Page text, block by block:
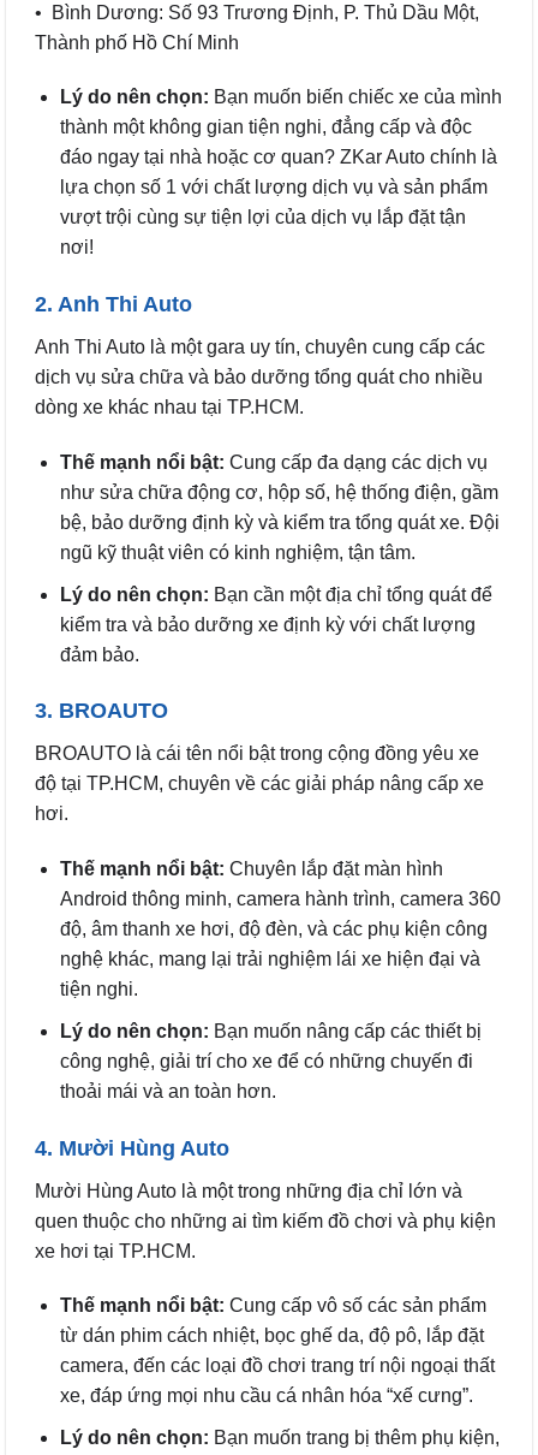
• Bình Dương: Số 93 Trương Định, P. Thủ Dầu Một,
Thành phố Hồ Chí Minh
Lý do nên chọn: Bạn muốn biến chiếc xe của mình
thành một không gian tiện nghi, đẳng cấp và độc
đáo ngay tại nhà hoặc cơ quan? ZKar Auto chính là
lựa chọn số 1 với chất lượng dịch vụ và sản phẩm
vượt trội cùng sự tiện lợi của dịch vụ lắp đặt tận
nơi!
2. Anh Thi Auto
Anh Thi Auto là một gara uy tín, chuyên cung cấp các
dịch vụ sửa chữa và bảo dưỡng tổng quát cho nhiều
dòng xe khác nhau tại TP.HCM.
Thế mạnh nổi bật: Cung cấp đa dạng các dịch vụ
như sửa chữa động cơ, hộp số, hệ thống điện, gầm
bệ, bảo dưỡng định kỳ và kiểm tra tổng quát xe. Đội
ngũ kỹ thuật viên có kinh nghiệm, tận tâm.
Lý do nên chọn: Bạn cần một địa chỉ tổng quát để
kiểm tra và bảo dưỡng xe định kỳ với chất lượng
đảm bảo.
3. BROAUTO
BROAUTO là cái tên nổi bật trong cộng đồng yêu xe
độ tại TP.HCM, chuyên về các giải pháp nâng cấp xe
hơi.
Thế mạnh nổi bật: Chuyên lắp đặt màn hình
Android thông minh, camera hành trình, camera 360
độ, âm thanh xe hơi, độ đèn, và các phụ kiện công
nghệ khác, mang lại trải nghiệm lái xe hiện đại và
tiện nghi.
Lý do nên chọn: Bạn muốn nâng cấp các thiết bị
công nghệ, giải trí cho xe để có những chuyến đi
thoải mái và an toàn hơn.
4. Mười Hùng Auto
Mười Hùng Auto là một trong những địa chỉ lớn và
quen thuộc cho những ai tìm kiếm đồ chơi và phụ kiện
xe hơi tại TP.HCM.
Thế mạnh nổi bật: Cung cấp vô số các sản phẩm
từ dán phim cách nhiệt, bọc ghế da, độ pô, lắp đặt
camera, đến các loại đồ chơi trang trí nội ngoại thất
xe, đáp ứng mọi nhu cầu cá nhân hóa “xế cưng”.
Lý do nên chọn: Bạn muốn trang bị thêm phụ kiện,